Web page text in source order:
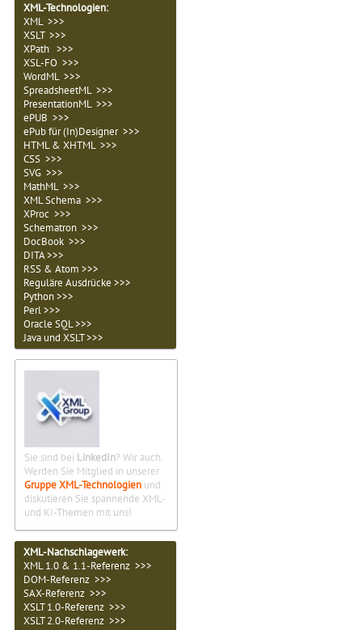
XML-Technologien:
XML >>>
XSLT >>>
XPath >>>
XSL-FO >>>
WordML >>>
SpreadsheetML >>>
PresentationML >>>
ePUB >>>
ePub für (In)Designer >>>
HTML & XHTML >>>
CSS >>>
SVG >>>
MathML >>>
XML Schema >>>
XProc >>>
Schematron >>>
DocBook >>>
DITA >>>
RSS & Atom >>>
Reguläre Ausdrücke >>>
Python >>>
Perl >>>
Oracle SQL >>>
Java und XSLT >>>
Sie sind bei LinkedIn? Wir auch.
Werden Sie Mitglied in unserer
Gruppe XML-Technologien und
diskutieren Sie spannende XML-
und KI-Themen mit uns!
XML-Nachschlagewerk:
XML 1.0 & 1.1-Referenz >>>
DOM-Referenz >>>
SAX-Referenz >>>
XSLT 1.0-Referenz >>>
XSLT 2.0-Referenz >>>